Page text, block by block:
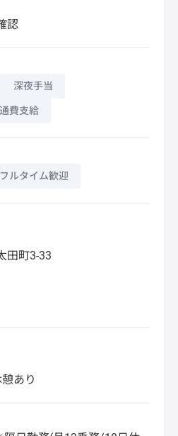
認
深夜手当
費支給
フルタイム歓迎
田町3-33
あり